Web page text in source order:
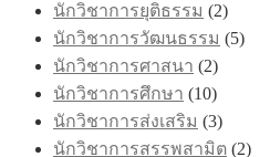
นักวิชาการยุติธรรม (2)
นักวิชาการวัฒนธรรม (5)
นักวิชาการศาสนา (2)
นักวิชาการศึกษา (10)
นักวิชาการส่งเสริม (3)
นักวิชาการสรรพสามิต (2)